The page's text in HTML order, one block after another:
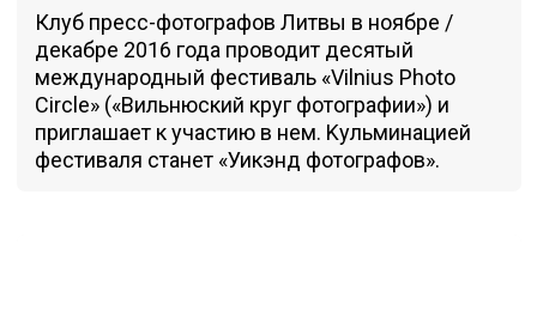
Клуб пресс-фотографов Литвы в ноябре /
декабре 2016 года проводит десятый
международный фестиваль «Vilnius Photo
Circle» («Вильнюский круг фотографии») и
приглашает к участию в нем. Kульминацией
фестиваля станет «Уикэнд фотографов».